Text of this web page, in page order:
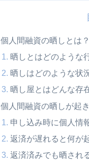
個人間融資の晒しとは？
晒しとはどのような
晒しはどのような状
晒し屋とはどんな存
個人間融資の晒しが起
申し込み時に個人情
返済が遅れると何が
返済済みでも晒され